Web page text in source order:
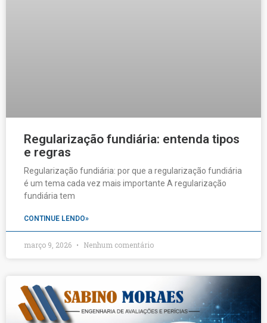
Regularização fundiária: entenda tipos
e regras
Regularização fundiária: por que a regularização fundiária
é um tema cada vez mais importante A regularização
fundiária tem
CONTINUE LENDO»
março 9, 2026 Nenhum comentário